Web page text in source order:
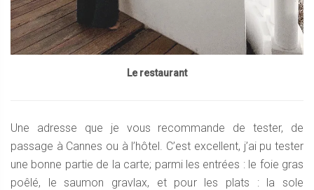
Le restaurant
Une adresse que je vous recommande de tester, de
passage à Cannes ou à l’hôtel. C’est excellent, j’ai pu tester
une bonne partie de la carte; parmi les entrées : le foie gras
poêlé, le saumon gravlax, et pour les plats : la sole